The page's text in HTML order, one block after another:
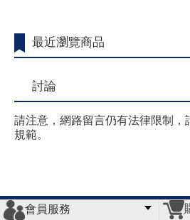
最近瀏覽商品
討論
請注意，網路留言仍有法律限制，
規範。
會員服務